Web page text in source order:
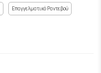
Επαγγελματικό Ραντεβού